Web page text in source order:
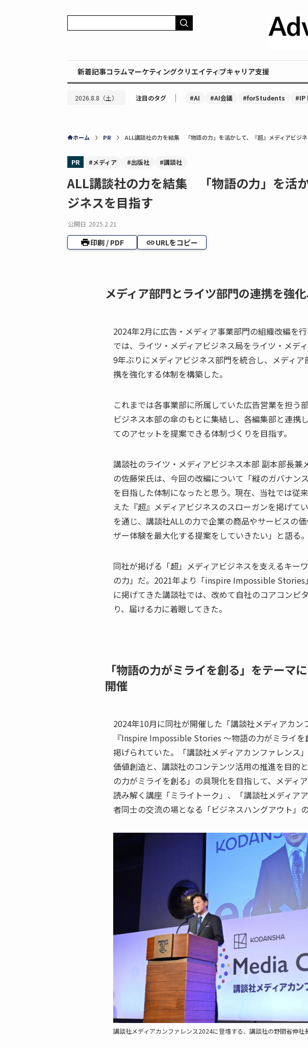
新着記事コラムマーケティングクリエイティブキャリア支援
2026.8.8（土） 注目のタグ ｜ #AI #AI会議 #forStudents #IP
ホーム PR ALL講談社の力を結集 「物語の力」を活かして、『超』メディアビジ
PR #メディア #出版社 #講談社
ALL講談社の力を結集 「物語の力」を活
ジネスを目指す
公開日 2025.2.21
印刷 / PDF URLをコピー
メディア部門とライツ部門の連携を強
2024年2月に広告・メディア事業部門の組織改編を
では、ライツ・メディアビジネス局をライツ・メデ
9年ぶりにメディアビジネス部門を統合し、メディ
携を強化する体制を構築した。
これまでは各事業部に所属していた広告営業を担う
ビジネス本部の傘のもとに集結し、各編集部と連携
てのアセットを提案できる体制づくりを目指す。
講談社のライツ・メディアビジネス本部 副本部長兼
の佐藤栄氏は、今回の改編について「縦のガバナン
を目指した体制になったと思う。現在、当社では従
えた『超』メディアビジネスのスローガンを掲げて
を通じ、講談社ALLの力で企業の商品やサービスの
ザー体験を最大化する提案をしていきたい」と語る。
同社が掲げる「超」メディアビジネスを支えるキー
の力」だ。2021年より「inspire Impossible Stories
に掲げてきた講談社では、改めて自社のコアコンピ
り、届ける力に着眼してきた。
「物語の力がミライを創る」をテーマ
開催
2024年10月に同社が開催した「講談社メディアカン
『Inspire Impossible Stories 〜物語の力がミライ
掲げられていた。「講談社メディアカンファレンス
価値創造と、講談社のコンテンツ活用の推進を目的
の力がミライを創る」の具現化を目指して、メディ
読み解く講座「ミライトーク」、「講談社メディア
者同士の交流の場となる「ビジネスハングアウト」
講談社メディアカンファレンス2024に登壇する、講談社の野間省伸社長